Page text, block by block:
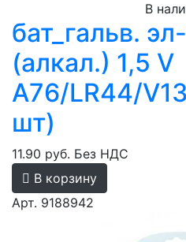
В
бат_гальв.
(алкал.) 1,5 V
A76/LR44/
шт)
11.90 руб. Без НДС
В корзину
Арт. 9188942